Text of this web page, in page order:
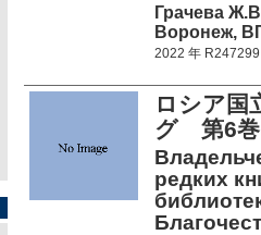
Грачева
Воронеж,
2022 年 R247299
ロシア国
グ 第6
редких